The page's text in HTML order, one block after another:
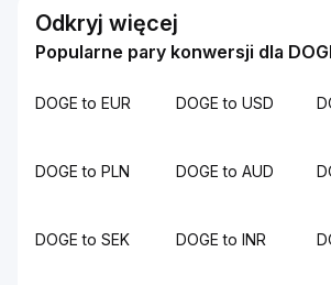
Odkryj więcej
Popularne pary konwersji dla
DOGE to EUR DOGE to USD
DOGE to PLN DOGE to AUD
DOGE to SEK DOGE to INR